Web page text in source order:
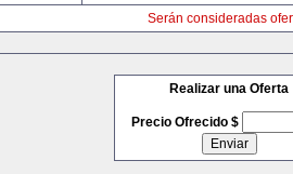
Serán consideradas
Realizar una Oferta
Precio Ofrecido $